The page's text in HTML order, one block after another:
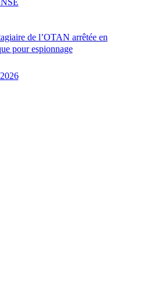
de l’OTAN arrêtée en
pour espionnage